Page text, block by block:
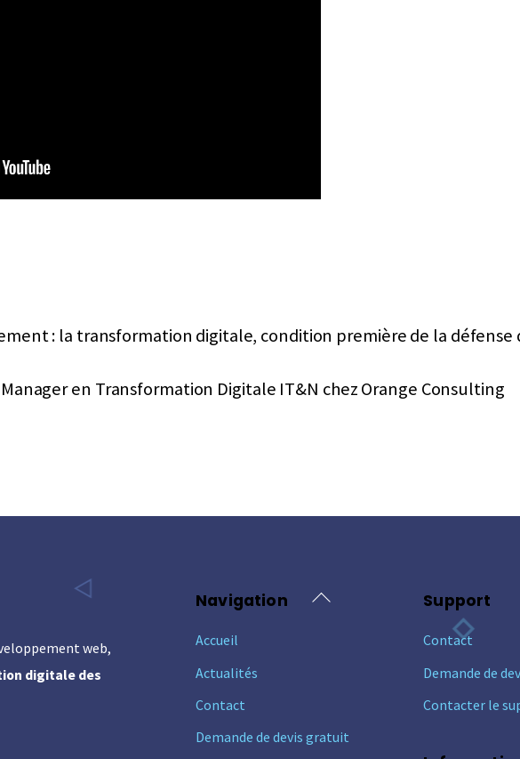
: la transformation digitale, condition première de la défense
en Transformation Digitale IT&N chez Orange Consulting
Back
web,
digitale des
Navigation
Accueil
Actualités
Contact
Demande de devis gratuit
Support
Contact
Demande de
Contacter le